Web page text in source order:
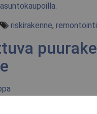
asuntokaupoilla.
riskirakenne, remontointi
Huonosti tuulettuva